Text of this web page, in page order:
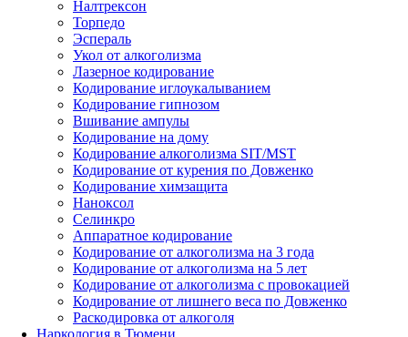
Налтрексон
Торпедо
Эспераль
Укол от алкоголизма
Лазерное кодирование
Кодирование иглоукалыванием
Кодирование гипнозом
Вшивание ампулы
Кодирование на дому
Кодирование алкоголизма SIT/MST
Кодирование от курения по Довженко
Кодирование химзащита
Наноксол
Селинкро
Аппаратное кодирование
Кодирование от алкоголизма на 3 года
Кодирование от алкоголизма на 5 лет
Кодирование от алкоголизма с провокацией
Кодирование от лишнего веса по Довженко
Раскодировка от алкоголя
Наркология в Тюмени